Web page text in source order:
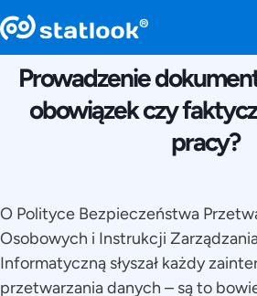
Prowadzenie
obowiązek czy
pracy?
O Polityce Bezpieczeństwa
Osobowych i Instrukcji
Informatyczną słyszał każdy
przetwarzania danych – są to